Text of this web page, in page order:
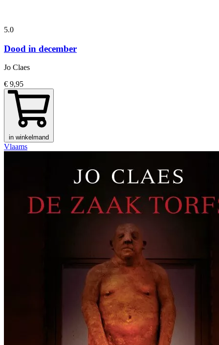
5.0
Dood in december
Jo Claes
€ 9,95
in winkelmand
Vlaams